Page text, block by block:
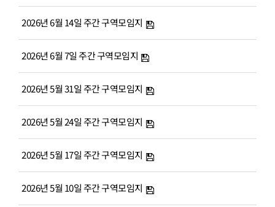
2026년 6월 14일 주간 구역모임지
2026년 6월 7일 주간 구역모임지
2026년 5월 31일 주간 구역모임지
2026년 5월 24일 주간 구역모임지
2026년 5월 17일 주간 구역모임지
2026년 5월 10일 주간 구역모임지